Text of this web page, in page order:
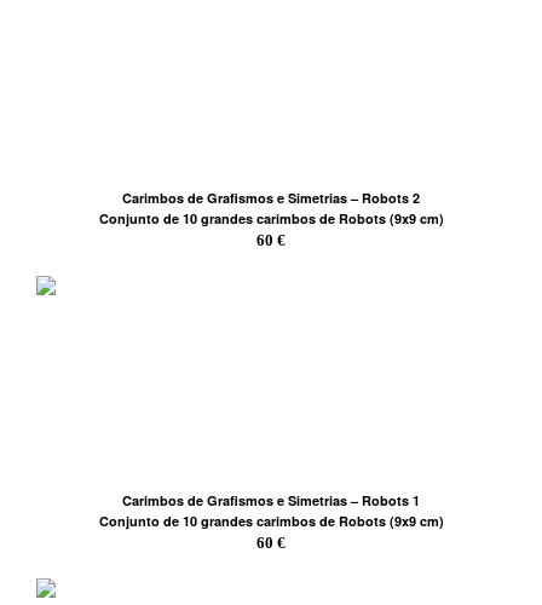
Carimbos de Grafismos e Simetrias – Robots 2
Conjunto de 10 grandes carimbos de Robots (9x9 cm)
60 €
Carimbos de Grafismos e Simetrias – Robots 1
Conjunto de 10 grandes carimbos de Robots (9x9 cm)
60 €